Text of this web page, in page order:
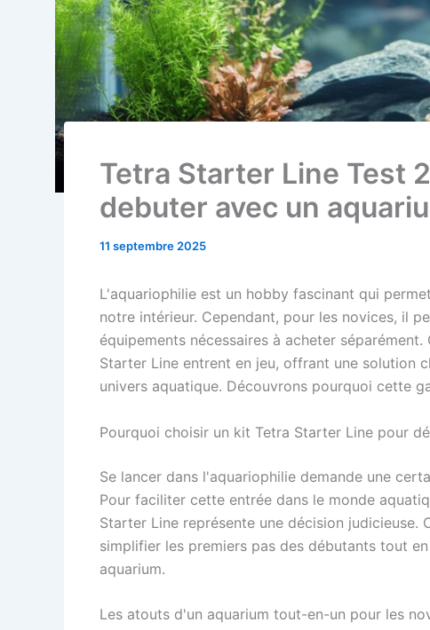
Tetra Starter Line Test
debuter avec un
11 septembre 2025
L'aquariophilie est un hobby fascinant qui
notre intérieur. Cependant, pour les novices, il
équipements nécessaires à acheter
Starter Line entrent en jeu, offrant une solution
univers aquatique. Découvrons pourquoi cette
Pourquoi choisir un kit Tetra Starter Line pour
Se lancer dans l'aquariophilie demande une
Pour faciliter cette entrée dans le monde
Starter Line représente une décision
simplifier les premiers pas des débutants tout
aquarium.
Les atouts d'un aquarium tout-en-un pour les